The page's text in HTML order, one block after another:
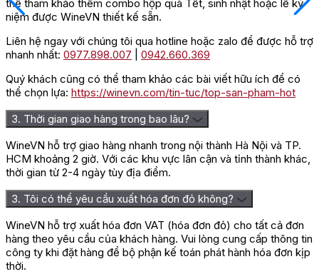
thể tham khảo thêm combo hộp quà Tết, sinh nhật hoặc lễ kỷ
niệm được WineVN thiết kế sẵn.
Liên hệ ngay với chúng tôi qua hotline hoặc zalo để được hỗ trợ
nhanh nhất: 0977.898.007
0942.660.369
Quý khách cũng có thể tham khảo các bài viết hữu ích để có
thể chọn lựa: https://winevn.com/tin-tuc/top-san-pham-hot
3. Thời gian giao hàng trong bao lâu?
WineVN hỗ trợ giao hàng nhanh trong nội thành Hà Nội và TP.
HCM khoảng 2 giờ. Với các khu vực lân cận và tỉnh thành khác,
thời gian từ 2-4 ngày tùy địa điểm.
3. Tôi có thể yêu cầu xuất hóa đơn đỏ không?
WineVN hỗ trợ xuất hóa đơn VAT (hóa đơn đỏ) cho tất cả đơn
hàng theo yêu cầu của khách hàng. Vui lòng cung cấp thông tin
công ty khi đặt hàng để bộ phận kế toán phát hành hóa đơn kịp
thời.